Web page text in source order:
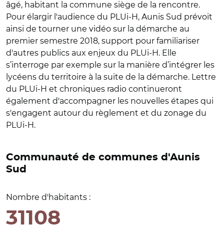
âgé, habitant la commune siège de la rencontre.
Pour élargir l'audience du PLUi-H, Aunis Sud prévoit
ainsi de tourner une vidéo sur la démarche au
premier semestre 2018, support pour familiariser
d'autres publics aux enjeux du PLUi-H. Elle
s’interroge par exemple sur la manière d’intégrer les
lycéens du territoire à la suite de la démarche. Lettre
du PLUi-H et chroniques radio continueront
également d'accompagner les nouvelles étapes qui
s'engagent autour du règlement et du zonage du
PLUi-H.
Communauté de communes d'Aunis
Sud
Nombre d'habitants :
31108